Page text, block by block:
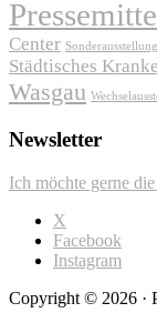
Center Sonderausstellung
Städtisches
Wasgau
Newsletter
Ich möchte gerne
X
Facebook
Instagram
Copyright © 2026 ·